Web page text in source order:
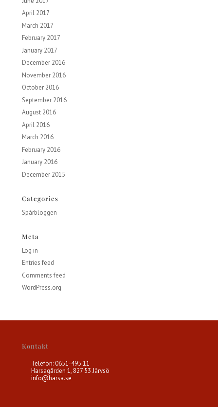
April 2017
March 2017
February 2017
January 2017
December 2016
November 2016
October 2016
September 2016
August 2016
April 2016
March 2016
February 2016
January 2016
December 2015
Categories
Spårbloggen
Meta
Log in
Entries feed
Comments feed
WordPress.org
Kontakt
Telefon: 0651-495 11
Harsagården 1, 827 53 Järvsö
info@harsa.se